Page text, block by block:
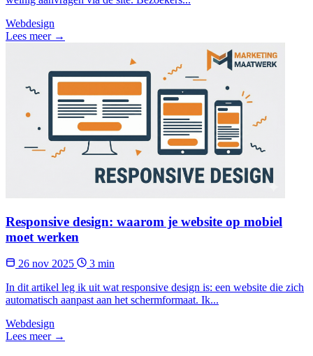
Webdesign
Lees meer →
Responsive design: waarom je website op mobiel
moet werken
26 nov 2025
3 min
In dit artikel leg ik uit wat responsive design is: een website die zich
automatisch aanpast aan het schermformaat. Ik...
Webdesign
Lees meer →